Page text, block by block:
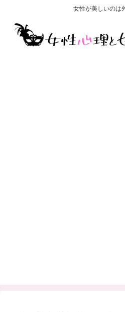
女性が美しいのは